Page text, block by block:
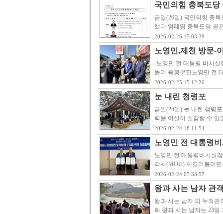
국민의힘 충북도당
금일(26일) 국민의힘 충
했다.엄태영 충북도당 공
2026-02-26 15:03:39
노영민,제천 방문-
-노영민 전 대통령 비서실
돌며 종횡무진노영민 전
2026-02-25 15:12:26
눈 내린 청령포
금일(24일) 눈 내린 청령
력을 여실히 실감할 수
2026-02-24 18:11:54
노영민 전 대통령
노영민 전 대통령비서실
각서(MOU) 체결더불어
2026-02-24 07:33:57
왕과 사는 남자 관
왕과 사는 남자 의 누적관
화 왕과 사는 남자는 23